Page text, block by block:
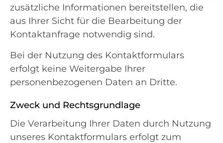
zusätzliche Informationen bereitstellen, die
aus Ihrer Sicht für die Bearbeitung der
Kontaktanfrage notwendig sind.
Bei der Nutzung des Kontaktformulars
erfolgt keine Weitergabe Ihrer
personenbezogenen Daten an Dritte.
Zweck und Rechtsgrundlage
Die Verarbeitung Ihrer Daten durch Nutzung
unseres Kontaktformulars erfolgt zum